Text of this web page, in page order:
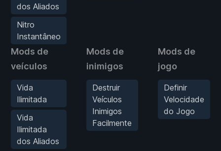
dos Aliados
Nitro
Instantâneo
Mods de
veículos
Vida
Ilimitada
Vida
Ilimitada
dos Aliados
Mods de
inimigos
Destruir
Veículos
Inimigos
Facilmente
Mods de
jogo
Definir
Velocidade
do Jogo